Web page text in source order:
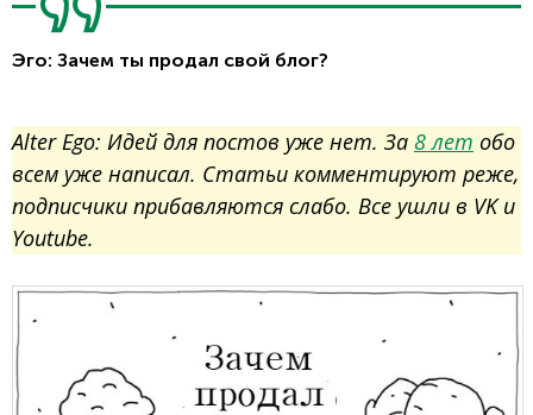
Эго: Зачем ты продал свой блог?
Alter Ego: Идей для постов уже нет. За 8 лет обо
всем уже написал. Статьи комментируют реже,
подписчики прибавляются слабо. Все ушли в VK и
Youtube.